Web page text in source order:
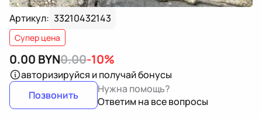
Артикул: 33210432143
Супер цена
0.00 BYN0.00-10%
авторизируйся и получай бонусы
Позвонить
Нужна помощь?
Ответим на все вопросы